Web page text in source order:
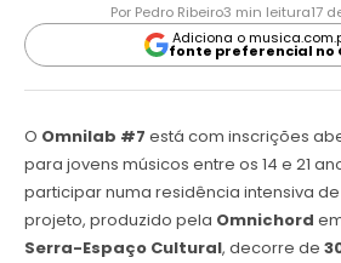
Por Pedro Ribeiro3 min leitura17
Adiciona o
fonte preferencial no
O Omnilab #7 está com inscrições
para jovens músicos entre os 14 e 21
participar numa residência intensiva
projeto, produzido pela Omnichord
Serra-Espaço Cultural, decorre de